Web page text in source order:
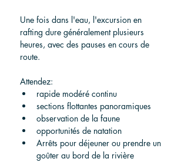
Une fois dans l'eau, l'excursion en
rafting dure généralement plusieurs
heures, avec des pauses en cours de
route.
Attendez:
rapide modéré continu
sections flottantes panoramiques
observation de la faune
opportunités de natation
Arrêts pour déjeuner ou prendre un
goûter au bord de la rivière